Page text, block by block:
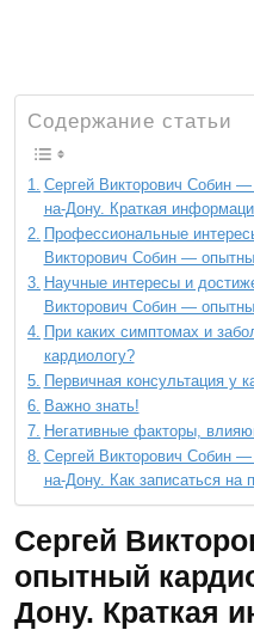
Содержание статьи
Сергей Викторович Собин
на-Дону. Краткая
Профессиональные
Викторович Собин —
Научные интересы и
Викторович Собин —
При каких симптомах и
кардиологу?
Первичная консультация у
Важно знать!
Негативные факторы,
Сергей Викторович Собин
на-Дону. Как записаться на
Сергей
опытный
Дону. Краткая